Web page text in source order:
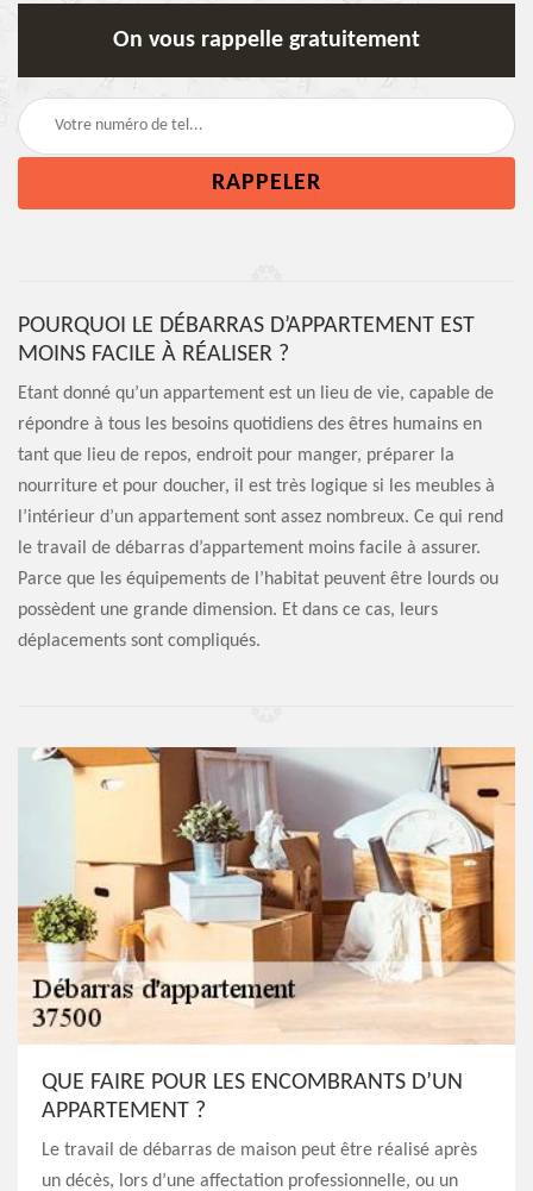
On vous rappelle gratuitement
POURQUOI LE DÉBARRAS D’APPARTEMENT EST
MOINS FACILE À RÉALISER ?
Etant donné qu’un appartement est un lieu de vie, capable de
répondre à tous les besoins quotidiens des êtres humains en
tant que lieu de repos, endroit pour manger, préparer la
nourriture et pour doucher, il est très logique si les meubles à
l’intérieur d’un appartement sont assez nombreux. Ce qui rend
le travail de débarras d’appartement moins facile à assurer.
Parce que les équipements de l’habitat peuvent être lourds ou
possèdent une grande dimension. Et dans ce cas, leurs
déplacements sont compliqués.
QUE FAIRE POUR LES ENCOMBRANTS D’UN
APPARTEMENT ?
Le travail de débarras de maison peut être réalisé après
un décès, lors d’une affectation professionnelle, ou un